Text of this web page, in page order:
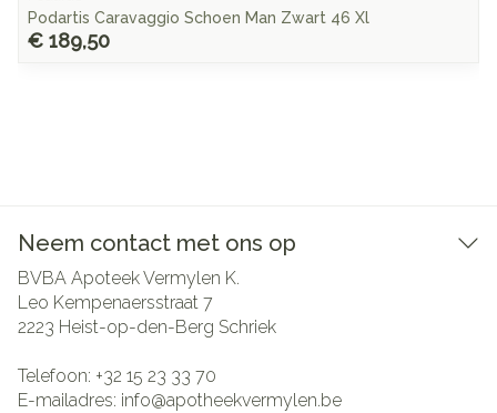
Podartis Caravaggio Schoen Man Zwart 46 Xl
€ 189,50
Neem contact met ons op
BVBA Apoteek Vermylen K.
Leo Kempenaersstraat 7
2223 Heist-op-den-Berg Schriek
Telefoon: +32 15 23 33 70
E-mailadres: info@apotheekvermylen.be